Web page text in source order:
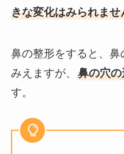
きな変化はみられませ
鼻の整形をすると、
みえますが、 鼻の穴
す。